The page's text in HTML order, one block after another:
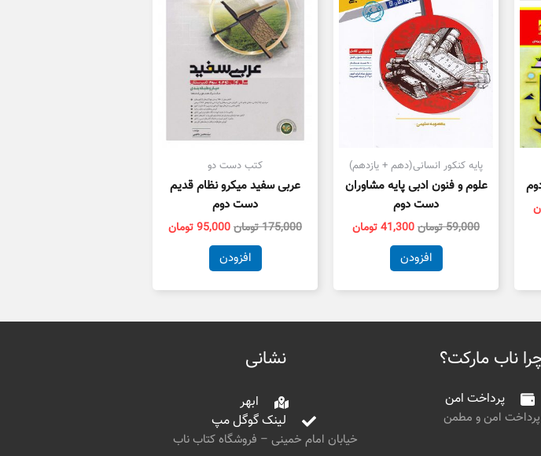
پایه کنکور انسانی(دهم + یازدهم)
علوم و فنون ادبی پایه مشاوران
دست دوم
59,000تومان41,300تومان
افزودن
کتب دست دو
عربی سفید میکرو نظام قدیم
دست دوم
175,000تومان95,000تومان
افزودن
ناب مارکت؟
پرداخت امن
پرداخت امن و مطمن
نشانی
ابهر
لینک گوگل مپ
خیابان امام خمینی – فروشگاه کتاب ناب